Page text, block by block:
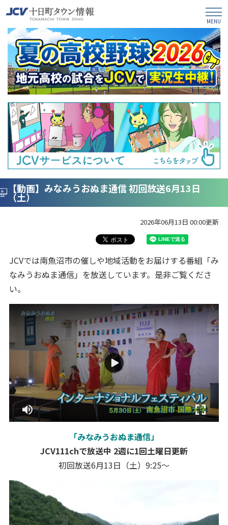
【動画】みなみうおぬま通信 初回放送6月13日
（土）
2026年06月13日 00:00更新
JCVでは南魚沼市の催しや地域活動をお届けする番組「み
なみうおぬま通信」を放送しています。是非ご覧くださ
い。
「みなみうおぬま通信」
JCV111chで放送中 2週に1回土曜日更新
初回放送6月13日（土）9:25～